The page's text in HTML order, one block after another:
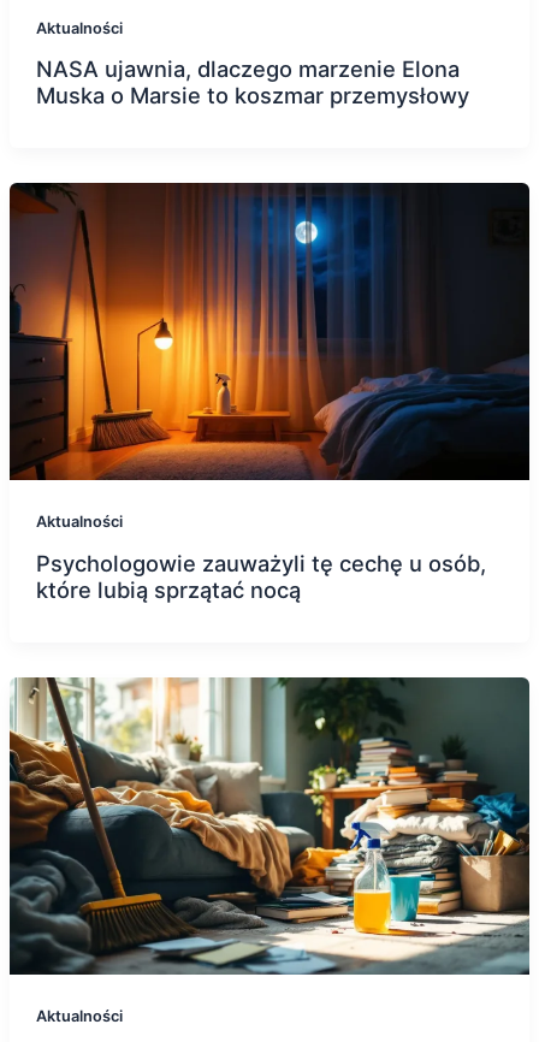
Aktualności
NASA ujawnia, dlaczego marzenie Elona
Muska o Marsie to koszmar przemysłowy
Aktualności
Psychologowie zauważyli tę cechę u osób,
które lubią sprzątać nocą
Aktualności